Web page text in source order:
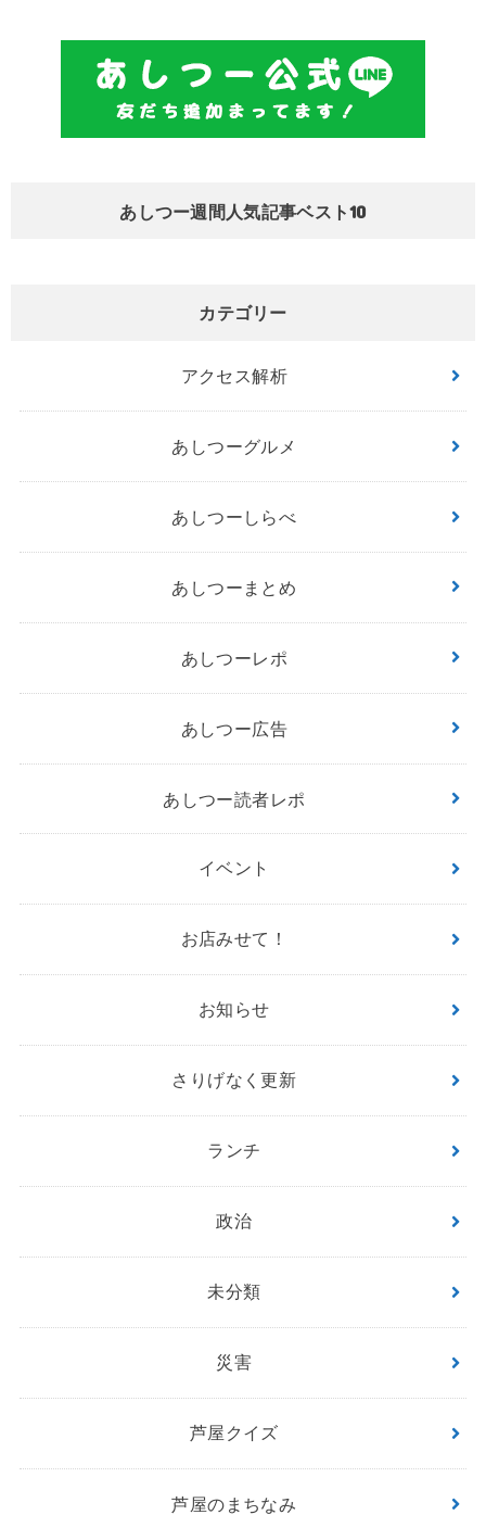
あしつー週間人気記事ベスト10
カテゴリー
アクセス解析
あしつーグルメ
あしつーしらべ
あしつーまとめ
あしつーレポ
あしつー広告
あしつー読者レポ
イベント
お店みせて！
お知らせ
さりげなく更新
ランチ
政治
未分類
災害
芦屋クイズ
芦屋のまちなみ